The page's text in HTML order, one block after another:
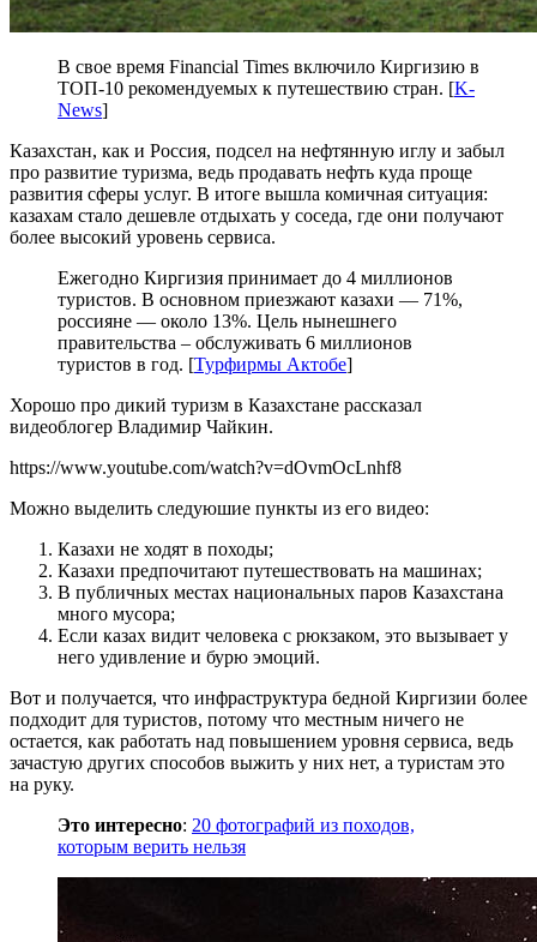
В свое время Financial Times включило Киргизию в
ТОП-10 рекомендуемых к путешествию стран. [K-
News]
Казахстан, как и Россия, подсел на нефтянную иглу и забыл
про развитие туризма, ведь продавать нефть куда проще
развития сферы услуг. В итоге вышла комичная ситуация:
казахам стало дешевле отдыхать у соседа, где они получают
более высокий уровень сервиса.
Ежегодно Киргизия принимает до 4 миллионов
туристов. В основном приезжают казахи — 71%,
россияне — около 13%. Цель нынешнего
правительства – обслуживать 6 миллионов
туристов в год. [Турфирмы Актобе]
Хорошо про дикий туризм в Казахстане рассказал
видеоблогер Владимир Чайкин.
https://www.youtube.com/watch?v=dOvmOcLnhf8
Можно выделить следуюшие пункты из его видео:
Казахи не ходят в походы;
Казахи предпочитают путешествовать на машинах;
В публичных местах национальных паров Казахстана
много мусора;
Если казах видит человека с рюкзаком, это вызывает у
него удивление и бурю эмоций.
Вот и получается, что инфраструктура бедной Киргизии более
подходит для туристов, потому что местным ничего не
остается, как работать над повышением уровня сервиса, ведь
зачастую других способов выжить у них нет, а туристам это
на руку.
Это интересно: 20 фотографий из походов,
которым верить нельзя